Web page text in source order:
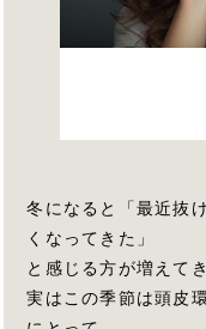
冬になると「最近抜
くなってきた」
と感じる方が増えて
実はこの季節は頭皮